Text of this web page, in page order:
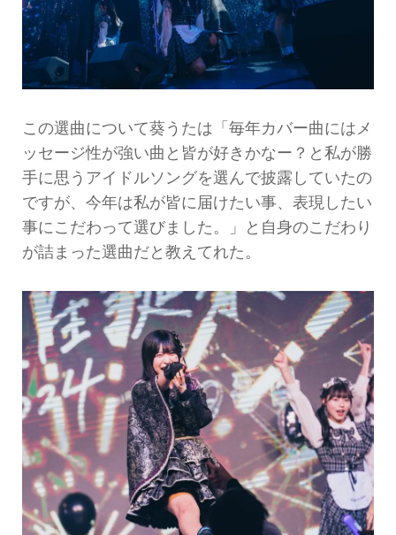
この選曲について葵うたは「毎年カバー曲にはメ
ッセージ性が強い曲と皆が好きかなー？と私が勝
手に思うアイドルソングを選んで披露していたの
ですが、今年は私が皆に届けたい事、表現したい
事にこだわって選びました。」と自身のこだわり
が詰まった選曲だと教えてれた。